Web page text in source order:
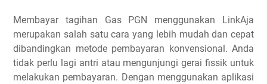
Membayar tagihan Gas PGN menggunakan LinkAja
merupakan salah satu cara yang lebih mudah dan cepat
dibandingkan metode pembayaran konvensional. Anda
tidak perlu lagi antri atau mengunjungi gerai fissik untuk
melakukan pembayaran. Dengan menggunakan aplikasi